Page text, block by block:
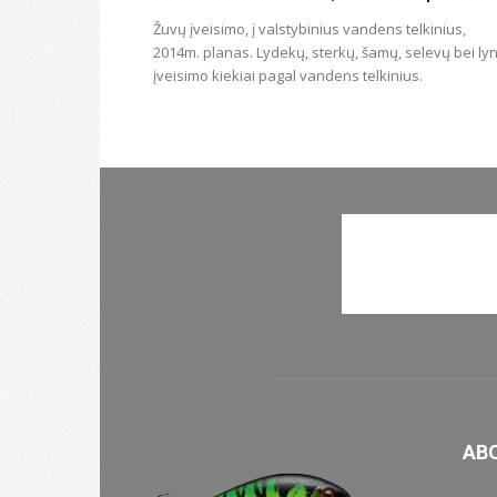
Žuvų įveisimo, į valstybinius vandens telkinius,
2014m. planas. Lydekų, sterkų, šamų, selevų bei
įveisimo kiekiai pagal vandens telkinius.